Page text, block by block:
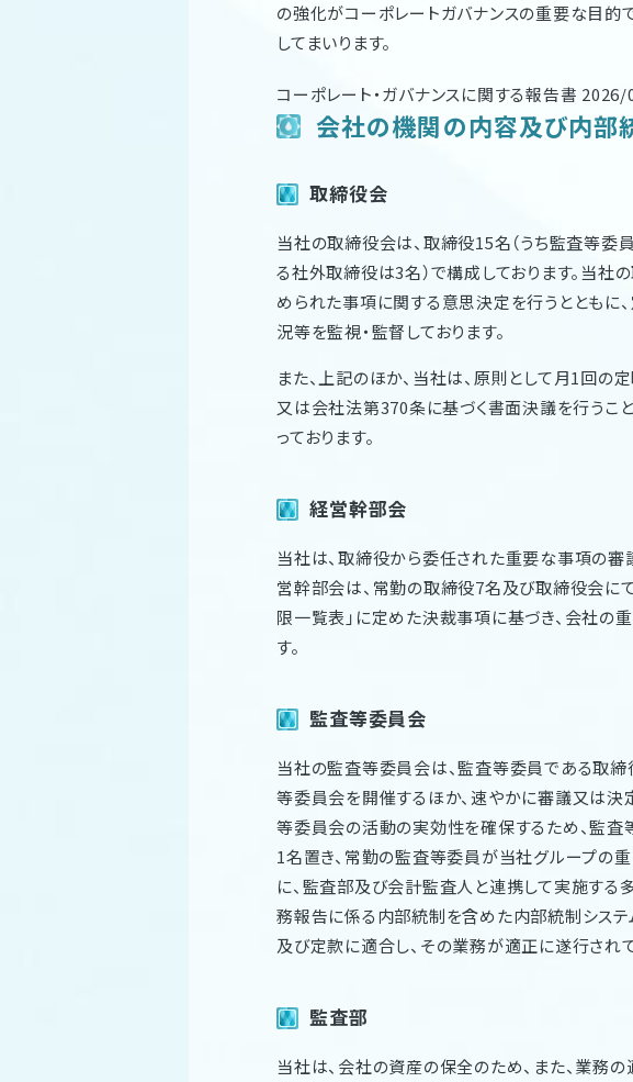
の強化がコーポレートガバナンスの重要な目的
してまいります。
コーポレート・ガバナンスに関する報告書 2026/
会社の機関の内容及び内部
取締役会
当社の取締役会は、取締役15名（うち監査等委
る社外取締役は3名）で構成しております。当
められた事項に関する意思決定を行うととも
況等を監視・監督しております。
また、上記のほか、当社は、原則として月1回
又は会社法第370条に基づく書面決議を行うこ
っております。
経営幹部会
当社は、取締役から委任された重要な事項の
営幹部会は、常勤の取締役7名及び取締役会に
限一覧表」に定めた決裁事項に基づき、会社の
す。
監査等委員会
当社の監査等委員会は、監査等委員である取締
等委員会を開催するほか、速やかに審議又は決
等委員会の活動の実効性を確保するため、監
1名置き、常勤の監査等委員が当社グループの
に、監査部及び会計監査人と連携して実施する
務報告に係る内部統制を含めた内部統制シス
及び定款に適合し、その業務が適正に遂行され
監査部
当社は、会社の資産の保全のため、また、業務